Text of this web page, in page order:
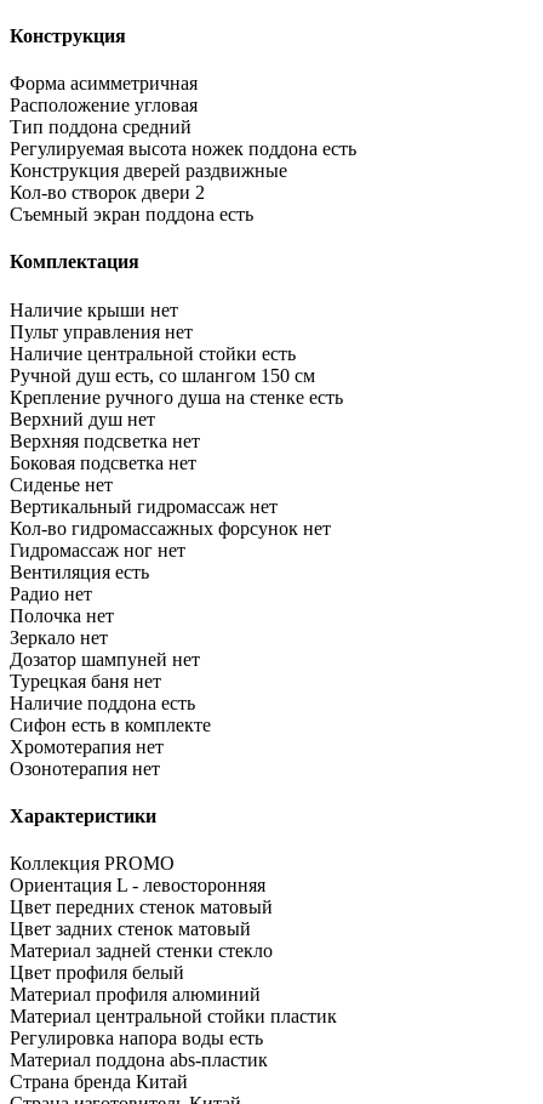
Конструкция
Форма асимметричная
Расположение угловая
Тип поддона средний
Регулируемая высота ножек поддона есть
Конструкция дверей раздвижные
Кол-во створок двери 2
Съемный экран поддона есть
Комплектация
Наличие крыши нет
Пульт управления нет
Наличие центральной стойки есть
Ручной душ есть, со шлангом 150 см
Крепление ручного душа на стенке есть
Верхний душ нет
Верхняя подсветка нет
Боковая подсветка нет
Сиденье нет
Вертикальный гидромассаж нет
Кол-во гидромассажных форсунок нет
Гидромассаж ног нет
Вентиляция есть
Радио нет
Полочка нет
Зеркало нет
Дозатор шампуней нет
Турецкая баня нет
Наличие поддона есть
Сифон есть в комплекте
Хромотерапия нет
Озонотерапия нет
Характеристики
Коллекция PROMO
Ориентация L - левосторонняя
Цвет передних стенок матовый
Цвет задних стенок матовый
Материал задней стенки стекло
Цвет профиля белый
Материал профиля алюминий
Материал центральной стойки пластик
Регулировка напора воды есть
Материал поддона abs-пластик
Страна бренда Китай